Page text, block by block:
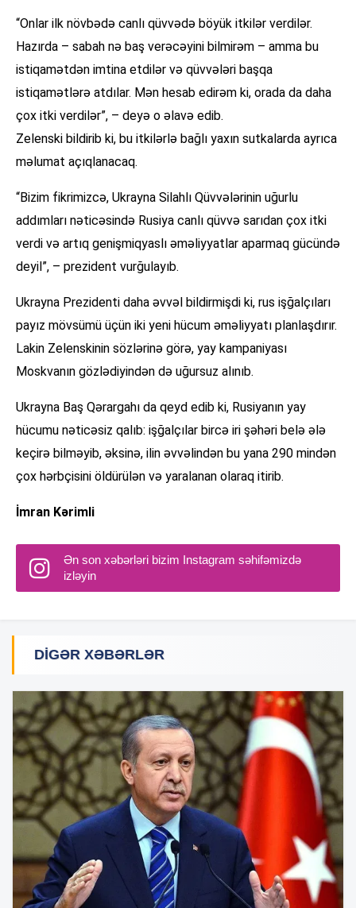
“Onlar ilk növbədə canlı qüvvədə böyük itkilər verdilər.
Hazırda – sabah nə baş verəcəyini bilmirəm – amma bu
istiqamətdən imtina etdilər və qüvvələri başqa
istiqamətlərə atdılar. Mən hesab edirəm ki, orada da daha
çox itki verdilər”, – deyə o əlavə edib.
Zelenski bildirib ki, bu itkilərlə bağlı yaxın sutkalarda ayrıca
məlumat açıqlanacaq.
“Bizim fikrimizcə, Ukrayna Silahlı Qüvvələrinin uğurlu
addımları nəticəsində Rusiya canlı qüvvə sarıdan çox itki
verdi və artıq genişmiqyaslı əməliyyatlar aparmaq gücündə
deyil”, – prezident vurğulayıb.
Ukrayna Prezidenti daha əvvəl bildirmişdi ki, rus işğalçıları
payız mövsümü üçün iki yeni hücum əməliyyatı planlaşdırır.
Lakin Zelenskinin sözlərinə görə, yay kampaniyası
Moskvanın gözlədiyindən də uğursuz alınıb.
Ukrayna Baş Qərargahı da qeyd edib ki, Rusiyanın yay
hücumu nəticəsiz qalıb: işğalçılar bircə iri şəhəri belə ələ
keçirə bilməyib, əksinə, ilin əvvəlindən bu yana 290 mindən
çox hərbçisini öldürülən və yaralanan olaraq itirib.
İmran Kərimli
Ən son xəbərləri bizim Instagram səhifəmizdə
izləyin
DIGƏR XƏBƏRLƏR